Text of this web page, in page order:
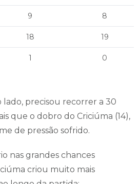
9 8
18 19
1 0
precisou recorrer a 30
que o dobro do Criciúma (14),
de pressão sofrido.
nas grandes chances
criou muito mais